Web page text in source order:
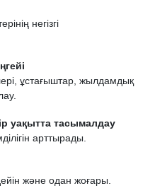
негізгі
ұстағыштар, жылдамдық
уақытта тасымалдау
арттырады.
және одан жоғары.